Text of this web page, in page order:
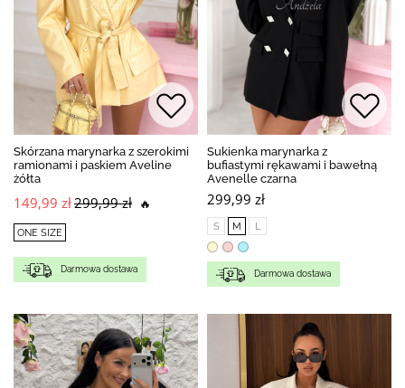
Skórzana marynarka z szerokimi
ramionami i paskiem Aveline
żółta
149,99 zł299,99 zł 🔥
ONE SIZE
Darmowa dostawa
Sukienka marynarka z
bufiastymi rękawami i bawełną
Avenelle czarna
299,99 zł
S M L
Darmowa dostawa